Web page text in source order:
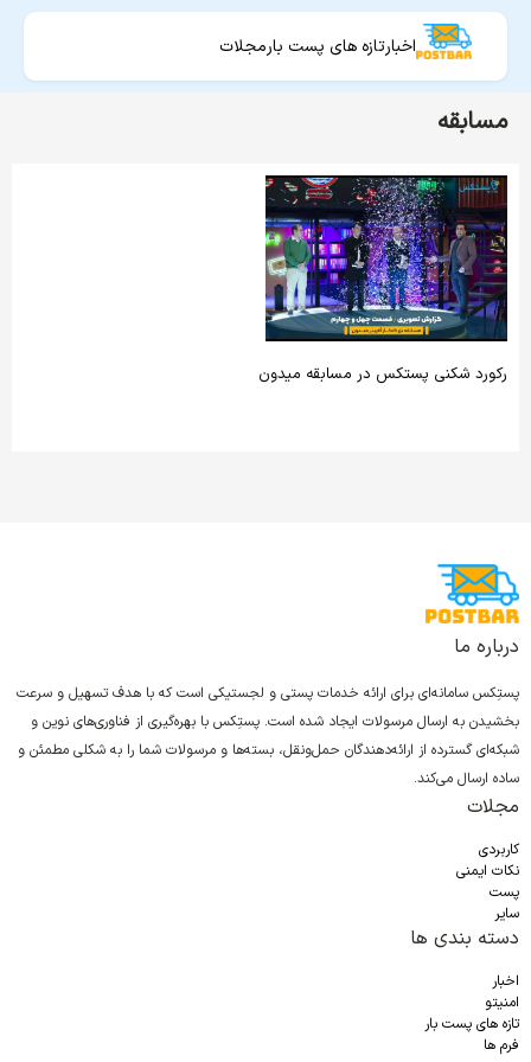
اخبارتازه های پست بارمجلات
مسابقه
رکورد شکنی پستکس در مسابقه میدون
درباره ما
پستِکس سامانه‌ای برای ارائه خدمات پستی و لجستیکی است که با هدف تسهیل و سرعت
بخشیدن به ارسال مرسولات ایجاد شده است. پستِکس با بهره‌گیری از فناوری‌های نوین و
شبکه‌ای گسترده از ارائه‌دهندگان حمل‌ونقل، بسته‌ها و مرسولات شما را به شکلی مطمئن و
ساده ارسال می‌کند.
مجلات
کاربردی
نکات ایمنی
پست
سایر
دسته بندی ها
اخبار
امنیتو
تازه های پست بار
فرم ها